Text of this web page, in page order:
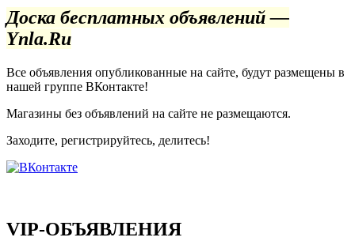
Доска бесплатных объявлений —
Ynla.Ru
Все объявления опубликованные на сайте, будут размещены в
нашей группе ВКонтакте!
Магазины без объявлений на сайте не размещаются.
Заходите, регистрируйтесь, делитесь!
VIP-ОБЪЯВЛЕНИЯ